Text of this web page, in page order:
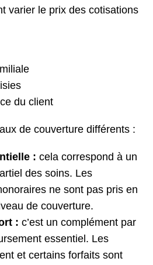
varier le prix des cotisations
du client
de couverture différents :
: cela correspond à un
des soins. Les
ne sont pas pris en
de couverture.
: c’est un complément par
essentiel. Les
et certains forfaits sont